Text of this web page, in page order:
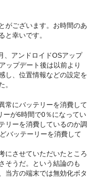
がございます。お時間のあ
と幸いです。
、アンドロイドOSアップ
ップデート後は以前より
し、位置情報などの設定を
。
常にバッテリーを消費して
ーが6時間で0％になってい
リーを消費しているのか調
バッテーリーを消費して
にさせていただいたところ
そうだ。という結論のも
当方の端末では無効化ボタ